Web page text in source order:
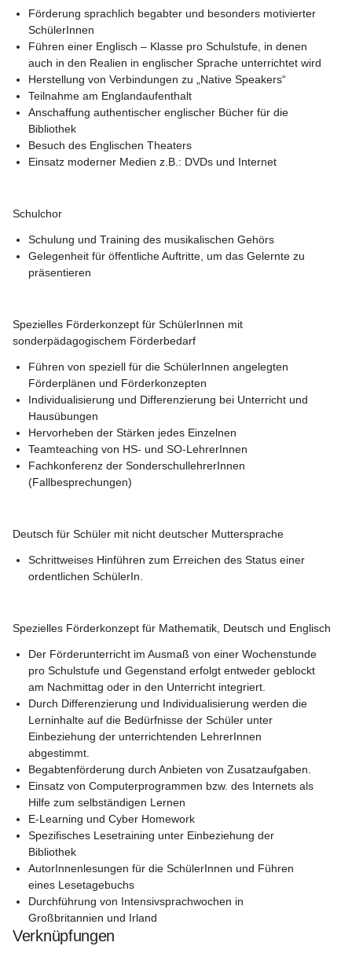
Förderung sprachlich begabter und besonders motivierter
SchülerInnen
Führen einer Englisch – Klasse pro Schulstufe, in denen
auch in den Realien in englischer Sprache unterrichtet wird
Herstellung von Verbindungen zu „Native Speakers“
Teilnahme am Englandaufenthalt
Anschaffung authentischer englischer Bücher für die
Bibliothek
Besuch des Englischen Theaters
Einsatz moderner Medien z.B.: DVDs und Internet
Schulchor
Schulung und Training des musikalischen Gehörs
Gelegenheit für öffentliche Auftritte, um das Gelernte zu
präsentieren
Spezielles Förderkonzept für SchülerInnen mit
sonderpädagogischem Förderbedarf
Führen von speziell für die SchülerInnen angelegten
Förderplänen und Förderkonzepten
Individualisierung und Differenzierung bei Unterricht und
Hausübungen
Hervorheben der Stärken jedes Einzelnen
Teamteaching von HS- und SO-LehrerInnen
Fachkonferenz der SonderschullehrerInnen
(Fallbesprechungen)
Deutsch für Schüler mit nicht deutscher Muttersprache
Schrittweises Hinführen zum Erreichen des Status einer
ordentlichen SchülerIn.
Spezielles Förderkonzept für Mathematik, Deutsch und Englisch
Der Förderunterricht im Ausmaß von einer Wochenstunde
pro Schulstufe und Gegenstand erfolgt entweder geblockt
am Nachmittag oder in den Unterricht integriert.
Durch Differenzierung und Individualisierung werden die
Lerninhalte auf die Bedürfnisse der Schüler unter
Einbeziehung der unterrichtenden LehrerInnen
abgestimmt.
Begabtenförderung durch Anbieten von Zusatzaufgaben.
Einsatz von Computerprogrammen bzw. des Internets als
Hilfe zum selbständigen Lernen
E-Learning und Cyber Homework
Spezifisches Lesetraining unter Einbeziehung der
Bibliothek
AutorInnenlesungen für die SchülerInnen und Führen
eines Lesetagebuchs
Durchführung von Intensivsprachwochen in
Großbritannien und Irland
Verknüpfungen